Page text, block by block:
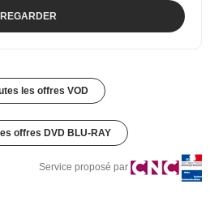
REGARDER
les offres VOD
offres DVD BLU-RAY
Service proposé par